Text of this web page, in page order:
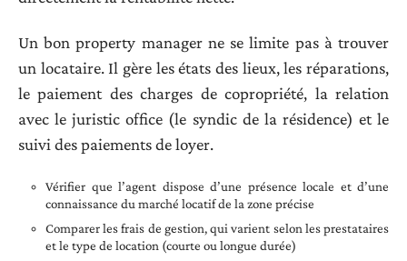
Un bon property manager ne se limite pas à trouver
un locataire. Il gère les états des lieux, les réparations,
le paiement des charges de copropriété, la relation
avec le juristic office (le syndic de la résidence) et le
suivi des paiements de loyer.
Vérifier que l’agent dispose d’une présence locale et d’une
connaissance du marché locatif de la zone précise
Comparer les frais de gestion, qui varient selon les prestataires
et le type de location (courte ou longue durée)